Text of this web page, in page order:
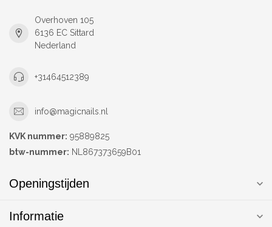
Overhoven 105
6136 EC Sittard
Nederland
+31464512389
info@magicnails.nl
KVK nummer: 95889825
btw-nummer: NL867373659B01
Openingstijden
Informatie